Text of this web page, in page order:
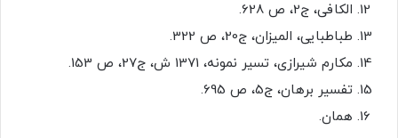
الکافی، ج2، ص 628.
طباطبایی، المیزان، ج20، ص 322.
مکارم شیرازی، تسیر نمونه، 1371 ش، ج27، ص 153.
تفسیر برهان، ج5، ص 695.
همان.